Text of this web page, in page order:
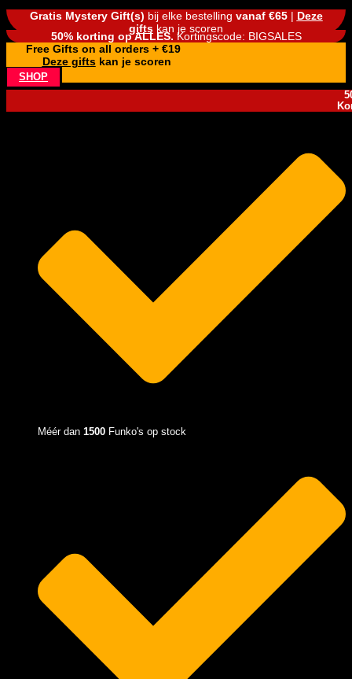
Gratis Mystery Gift(s) bij elke bestelling vanaf €65| Deze
gifts kan je scoren
50% korting op ALLES. Kortingscode: BIGSALES
Free Gifts on all orders + €19
Deze giftskan je scoren
SHOP
Méér dan 1500 Funko's op stock